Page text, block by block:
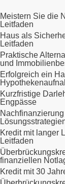
Meistern Sie die
Leitfaden
Haus als
Leitfaden
Praktische
und
Erfolgreich ein
Kurzfristige
Engpässe
Kredit mit langer
Leitfaden
finanziellen
Kredit mit 30